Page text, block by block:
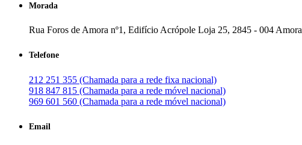
Morada
Rua Foros de Amora nº1, Edifício Acrópole Loja 25, 2845 - 004 Amora
Telefone
212 251 355 (Chamada para a rede fixa nacional)
918 847 815 (Chamada para a rede móvel nacional)
969 601 560 (Chamada para a rede móvel nacional)
Email